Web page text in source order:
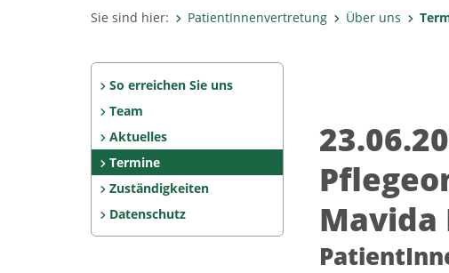
Sie sind hier: PatientInnenvertretung Über uns
So erreichen Sie uns
Team
Aktuelles
Termine
Zuständigkeiten
Datenschutz
Mavida